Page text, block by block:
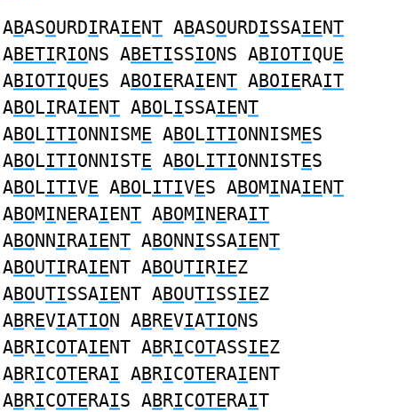
ABASOURDIRAIENT ABASOURDISSAIENT
ABETIRIONS ABETISSIONS ABIOTIQUE
ABIOTIQUES ABOIERAIENT ABOIERAIT
ABOLIRAIENT ABOLISSAIENT
ABOLITIONNISME ABOLITIONNISMES
ABOLITIONNISTE ABOLITIONNISTES
ABOLITIVE ABOLITIVES ABOMINAIENT
ABOMINERAIENT ABOMINERAIT
ABONNIRAIENT ABONNISSAIENT
ABOUTIRAIENT ABOUTIRIEZ
ABOUTISSAIENT ABOUTISSIEZ
ABREVIATION ABREVIATIONS
ABRICOTAIENT ABRICOTASSIEZ
ABRICOTERAI ABRICOTERAIENT
ABRICOTERAIS ABRICOTERAIT